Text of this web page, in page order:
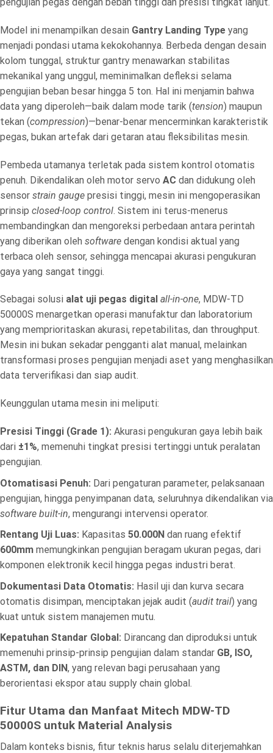
Model ini menampilkan desain Gantry Landing Type yang
menjadi pondasi utama kekokohannya. Berbeda dengan desain
kolom tunggal, struktur gantry menawarkan stabilitas
mekanikal yang unggul, meminimalkan defleksi selama
pengujian beban besar hingga 5 ton. Hal ini menjamin bahwa
data yang diperoleh—baik dalam mode tarik (tension) maupun
tekan (compression)—benar-benar mencerminkan karakteristik
pegas, bukan artefak dari getaran atau fleksibilitas mesin.
Pembeda utamanya terletak pada sistem kontrol otomatis
penuh. Dikendalikan oleh motor servo AC dan didukung oleh
sensor strain gauge presisi tinggi, mesin ini mengoperasikan
prinsip closed-loop control. Sistem ini terus-menerus
membandingkan dan mengoreksi perbedaan antara perintah
yang diberikan oleh software dengan kondisi aktual yang
terbaca oleh sensor, sehingga mencapai akurasi pengukuran
gaya yang sangat tinggi.
Sebagai solusi alat uji pegas digital all-in-one, MDW-TD
50000S menargetkan operasi manufaktur dan laboratorium
yang memprioritaskan akurasi, repetabilitas, dan throughput.
Mesin ini bukan sekadar pengganti alat manual, melainkan
transformasi proses pengujian menjadi aset yang menghasilkan
data terverifikasi dan siap audit.
Keunggulan utama mesin ini meliputi:
Presisi Tinggi (Grade 1): Akurasi pengukuran gaya lebih baik
dari ±1%, memenuhi tingkat presisi tertinggi untuk peralatan
pengujian.
Otomatisasi Penuh: Dari pengaturan parameter, pelaksanaan
pengujian, hingga penyimpanan data, seluruhnya dikendalikan via
software built-in, mengurangi intervensi operator.
Rentang Uji Luas: Kapasitas 50.000N dan ruang efektif
600mm memungkinkan pengujian beragam ukuran pegas, dari
komponen elektronik kecil hingga pegas industri berat.
Dokumentasi Data Otomatis: Hasil uji dan kurva secara
otomatis disimpan, menciptakan jejak audit (audit trail) yang
kuat untuk sistem manajemen mutu.
Kepatuhan Standar Global: Dirancang dan diproduksi untuk
memenuhi prinsip-prinsip pengujian dalam standar GB, ISO,
ASTM, dan DIN, yang relevan bagi perusahaan yang
berorientasi ekspor atau supply chain global.
Fitur Utama dan Manfaat Mitech MDW-TD
50000S untuk Material Analysis
Dalam konteks bisnis, fitur teknis harus selalu diterjemahkan